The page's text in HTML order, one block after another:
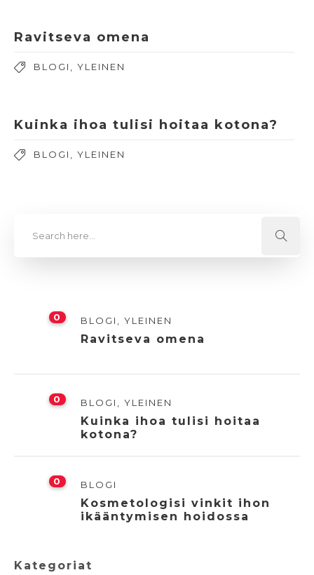
Ravitseva omena
BLOGI YLEINEN
Kuinka ihoa tulisi hoitaa kotona?
BLOGI YLEINEN
0 BLOGI YLEINEN
Ravitseva omena
0 BLOGI YLEINEN
Kuinka ihoa tulisi hoitaa
kotona?
0 BLOGI
Kosmetologisi vinkit ihon
ikääntymisen hoidossa
Kategoriat